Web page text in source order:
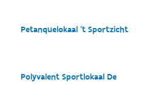
Petanquelokaal 't Sportzicht
Polyvalent Sportlokaal De